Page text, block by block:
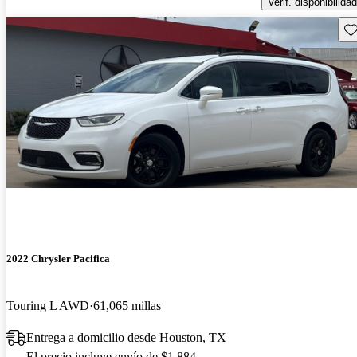
2022 Chrysler Pacifica
Touring L AWD 61,065 millas
Entrega a domicilio desde Houston, TX